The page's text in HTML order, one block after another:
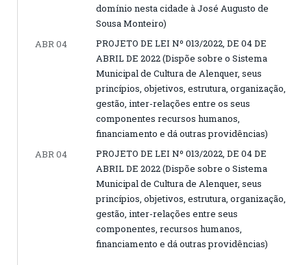
domínio nesta cidade à José Augusto de
Sousa Monteiro)
ABR 04
PROJETO DE LEI Nº 013/2022, DE 04 DE
ABRIL DE 2022 (Dispõe sobre o Sistema
Municipal de Cultura de Alenquer, seus
princípios, objetivos, estrutura, organização,
gestão, inter-relações entre os seus
componentes recursos humanos,
financiamento e dá outras providências)
ABR 04
PROJETO DE LEI Nº 013/2022, DE 04 DE
ABRIL DE 2022 (Dispõe sobre o Sistema
Municipal de Cultura de Alenquer, seus
princípios, objetivos, estrutura, organização,
gestão, inter-relações entre seus
componentes, recursos humanos,
financiamento e dá outras providências)